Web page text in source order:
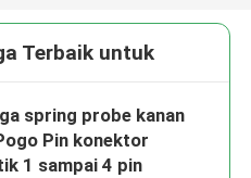
Terbaik untuk
spring probe kanan
Pin konektor
1 sampai 4 pin